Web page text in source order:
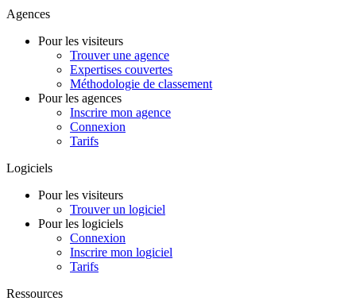
Agences
Pour les visiteurs
Trouver une agence
Expertises couvertes
Méthodologie de classement
Pour les agences
Inscrire mon agence
Connexion
Tarifs
Logiciels
Pour les visiteurs
Trouver un logiciel
Pour les logiciels
Connexion
Inscrire mon logiciel
Tarifs
Ressources